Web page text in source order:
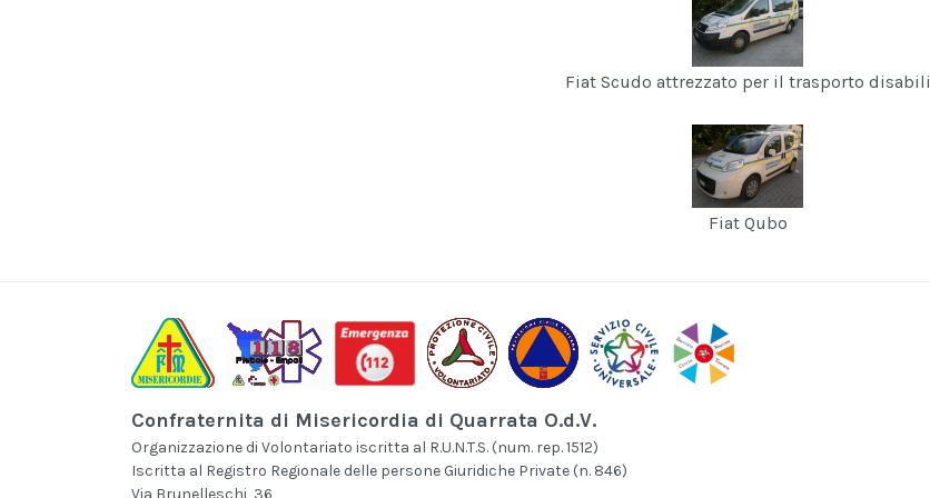
Fiat Scudo attrezzato per il trasporto disabili
Fiat Qubo
Confraternita di Misericordia di Quarrata O.d.V.
Organizzazione di Volontariato iscritta al R.U.N.T.S. (num. rep. 1512)
Iscritta al Registro Regionale delle persone Giuridiche Private (n. 846)